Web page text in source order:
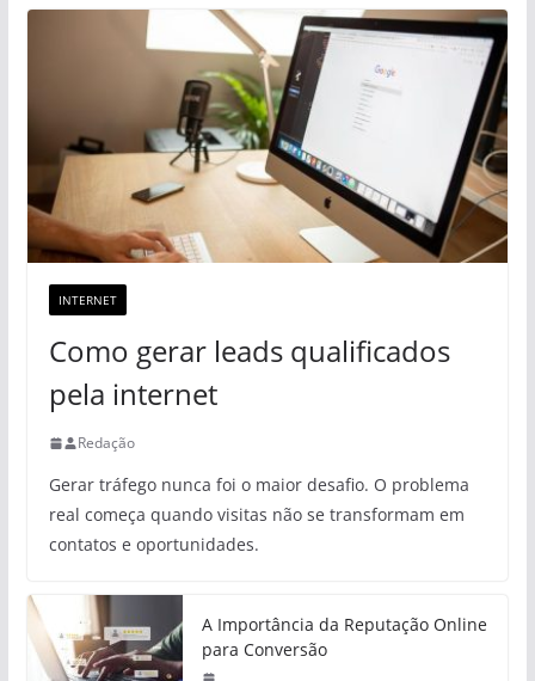
INTERNET
Como gerar leads qualificados
pela internet
Redação
Gerar tráfego nunca foi o maior desafio. O problema
real começa quando visitas não se transformam em
contatos e oportunidades.
A Importância da Reputação Online
para Conversão